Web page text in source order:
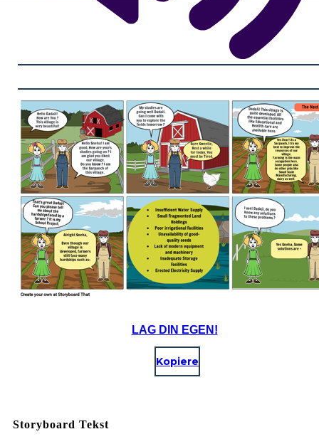
LAG DIN EGEN!
Kopiere
Storyboard Tekst